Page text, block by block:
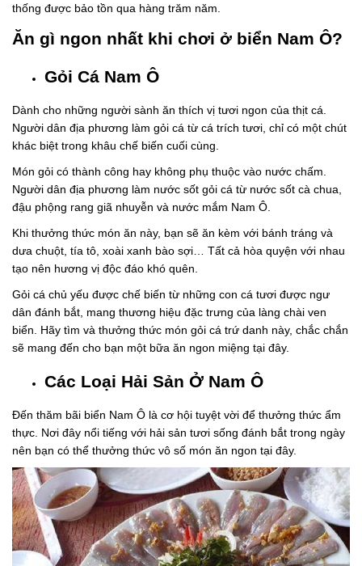
thống được bảo tồn qua hàng trăm năm.
Ăn gì ngon nhất khi chơi ở biển Nam Ô?
Gỏi Cá Nam Ô
Dành cho những người sành ăn thích vị tươi ngon của thịt cá.
Người dân địa phương làm gỏi cá từ cá trích tươi, chỉ có một chút
khác biệt trong khâu chế biến cuối cùng.
Món gỏi có thành công hay không phụ thuộc vào nước chấm.
Người dân địa phương làm nước sốt gỏi cá từ nước sốt cà chua,
đậu phộng rang giã nhuyễn và nước mắm Nam Ô.
Khi thưởng thức món ăn này, bạn sẽ ăn kèm với bánh tráng và
dưa chuột, tía tô, xoài xanh bào sợi… Tất cả hòa quyện với nhau
tạo nên hương vị độc đáo khó quên.
Gỏi cá chủ yếu được chế biến từ những con cá tươi được ngư
dân đánh bắt, mang thương hiệu đặc trưng của làng chài ven
biển. Hãy tìm và thưởng thức món gỏi cá trứ danh này, chắc chắn
sẽ mang đến cho bạn một bữa ăn ngon miệng tại đây.
Các Loại Hải Sản Ở Nam Ô
Đến thăm bãi biển Nam Ô là cơ hội tuyệt vời để thưởng thức ẩm
thực. Nơi đây nổi tiếng với hải sản tươi sống đánh bắt trong ngày
nên bạn có thể thưởng thức vô số món ăn ngon tại đây.